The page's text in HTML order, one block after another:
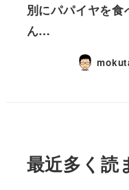
別にパパイヤを
ん…
最近多く読